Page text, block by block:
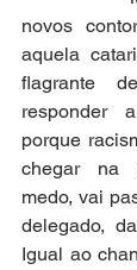
novos
aquela
flagrante
responder
porque
chegar na
medo, vai
delegado,
Igual ao